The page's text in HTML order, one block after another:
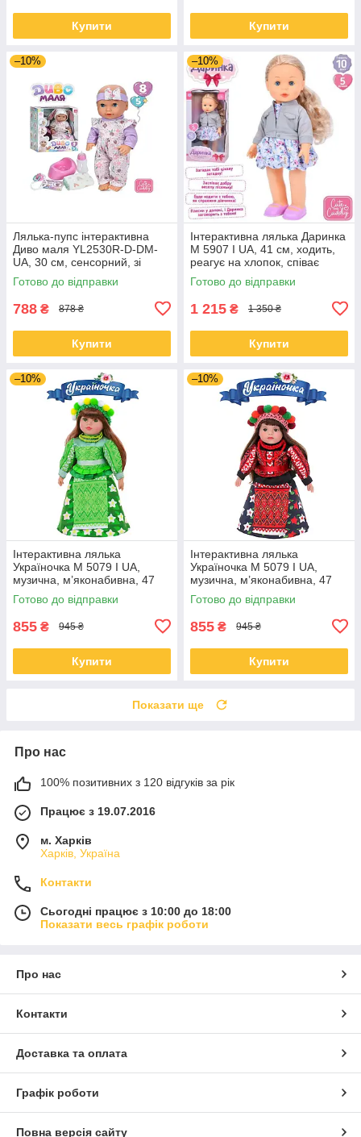
Купити Купити
–10%
Лялька-пупс інтерактивна
Диво маля YL2530R-D-DM-
UA, 30 см, сенсорний, зі
звуком, п’є-пісяє, аксесуари
Готово до відправки
788 ₴ 878 ₴
Купити
–10%
Інтерактивна лялька Даринка
M 5907 I UA, 41 см, ходить,
реагує на хлопок, співає
українською
Готово до відправки
1 215 ₴ 1 350 ₴
Купити
–10%
Інтерактивна лялька
Україночка M 5079 I UA,
музична, м’яконабивна, 47
см
Готово до відправки
855 ₴ 945 ₴
Купити
–10%
Інтерактивна лялька
Україночка M 5079 I UA,
музична, м’яконабивна, 47
см
Готово до відправки
855 ₴ 945 ₴
Купити
Показати ще
Про нас
100% позитивних з 120 відгуків за рік
Працює з 19.07.2016
м. Харків
Харків, Україна
Контакти
Сьогодні працює з 10:00 до 18:00
Показати весь графік роботи
Про нас
Контакти
Доставка та оплата
Графік роботи
Повна версія сайту